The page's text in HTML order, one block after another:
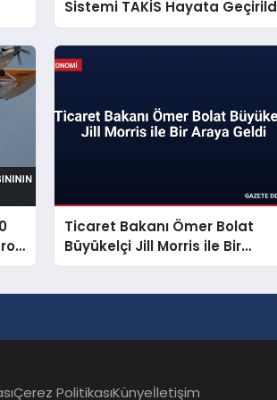
Sistemi TAKİS Hayata
Ticaret Bakanı Ömer Bolat
Büyükelçi Jill Morris ile Bir
Araya Geldi
Çerez PolitikasıKünyeİletişim